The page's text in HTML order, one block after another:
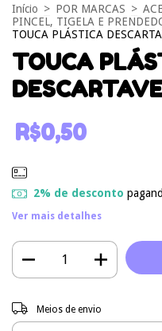
Início > POR MARCAS >
PINCEL, TIGELA E
TOUCA PLÁSTICA
TOUCA
R$0,50
2% de desconto
Ver mais detalhes
Entregas para o CEP:
Meios de envio